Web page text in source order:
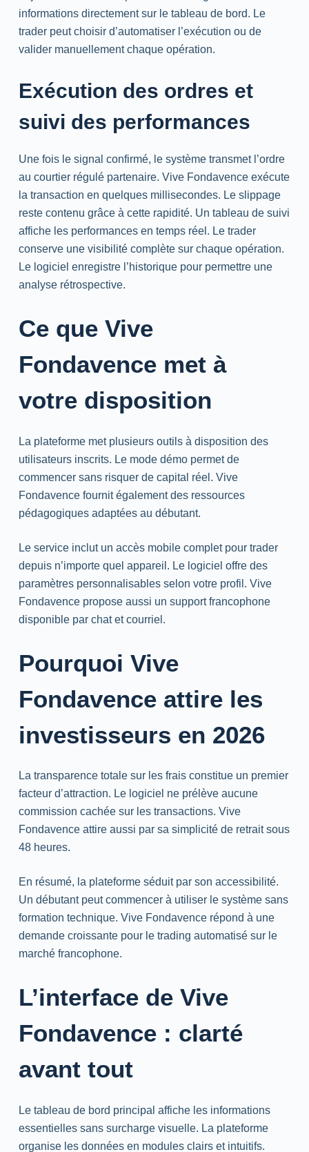
informations directement sur le tableau de bord. Le
trader peut choisir d’automatiser l’exécution ou de
valider manuellement chaque opération.
Exécution des ordres et
suivi des performances
Une fois le signal confirmé, le système transmet l’ordre
au courtier régulé partenaire. Vive Fondavence exécute
la transaction en quelques millisecondes. Le slippage
reste contenu grâce à cette rapidité. Un tableau de suivi
affiche les performances en temps réel. Le trader
conserve une visibilité complète sur chaque opération.
Le logiciel enregistre l’historique pour permettre une
analyse rétrospective.
Ce que Vive
Fondavence met à
votre disposition
La plateforme met plusieurs outils à disposition des
utilisateurs inscrits. Le mode démo permet de
commencer sans risquer de capital réel. Vive
Fondavence fournit également des ressources
pédagogiques adaptées au débutant.
Le service inclut un accès mobile complet pour trader
depuis n’importe quel appareil. Le logiciel offre des
paramètres personnalisables selon votre profil. Vive
Fondavence propose aussi un support francophone
disponible par chat et courriel.
Pourquoi Vive
Fondavence attire les
investisseurs en 2026
La transparence totale sur les frais constitue un premier
facteur d’attraction. Le logiciel ne prélève aucune
commission cachée sur les transactions. Vive
Fondavence attire aussi par sa simplicité de retrait sous
48 heures.
En résumé, la plateforme séduit par son accessibilité.
Un débutant peut commencer à utiliser le système sans
formation technique. Vive Fondavence répond à une
demande croissante pour le trading automatisé sur le
marché francophone.
L’interface de Vive
Fondavence : clarté
avant tout
Le tableau de bord principal affiche les informations
essentielles sans surcharge visuelle. La plateforme
organise les données en modules clairs et intuitifs.